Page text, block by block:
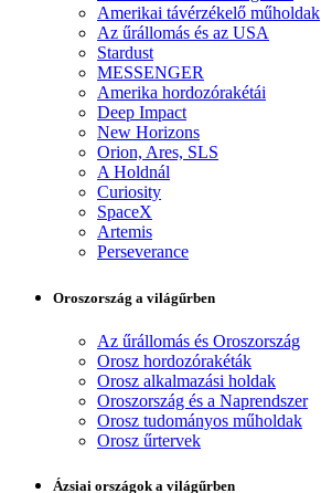
Amerikai távérzékelő műholdak
Az űrállomás és az USA
Stardust
MESSENGER
Amerika hordozórakétái
Deep Impact
New Horizons
Orion, Ares, SLS
A Holdnál
Curiosity
SpaceX
Artemis
Perseverance
Oroszország a világűrben
Az űrállomás és Oroszország
Orosz hordozórakéták
Orosz alkalmazási holdak
Oroszország és a Naprendszer
Orosz tudományos műholdak
Orosz űrtervek
Ázsiai országok a világűrben